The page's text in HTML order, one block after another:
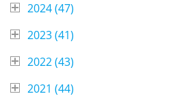
2024 (47)
2023 (41)
2022 (43)
2021 (44)